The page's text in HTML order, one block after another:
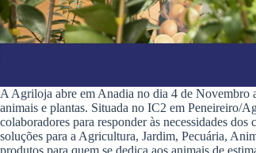
A Agriloja abre em Anadia no dia 4 de Novembro
animais e plantas. Situada no IC2 em Peneireiro/
colaboradores para responder às necessidades
soluções para a Agricultura, Jardim, Pecuária,
produtos para quem se dedica aos animais de